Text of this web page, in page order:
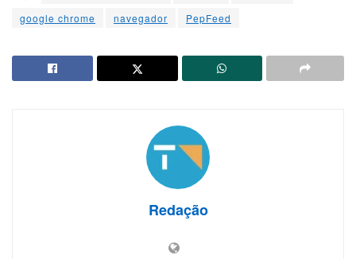
google chrome
navegador PepFeed
Redação